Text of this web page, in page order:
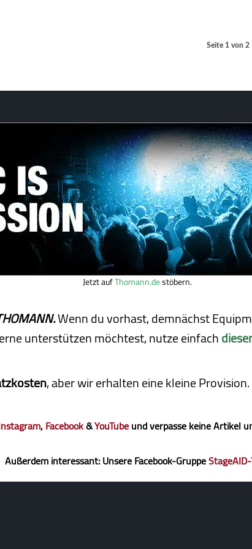
Seite 1 von 2
Jetzt aufThomann.destöbern.
Wenn du vorhast, demnächst
unterstützen möchtest, nutze einfach
, aber wir erhalten eine kleine
,Facebook&YouTubeund verpasse keine Artikel
Außerdem interessant: Unsere Facebook-Gruppe